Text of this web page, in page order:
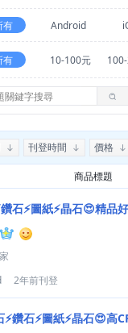
有 Android
有 10-100元
刊登時間 價格
商品標題
石⚡圖紙⚡晶石😍精品
2年前刊登
鑽石⚡圖紙⚡晶石😍高